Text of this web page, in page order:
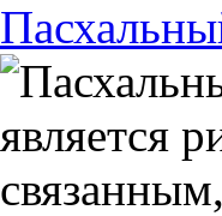
является